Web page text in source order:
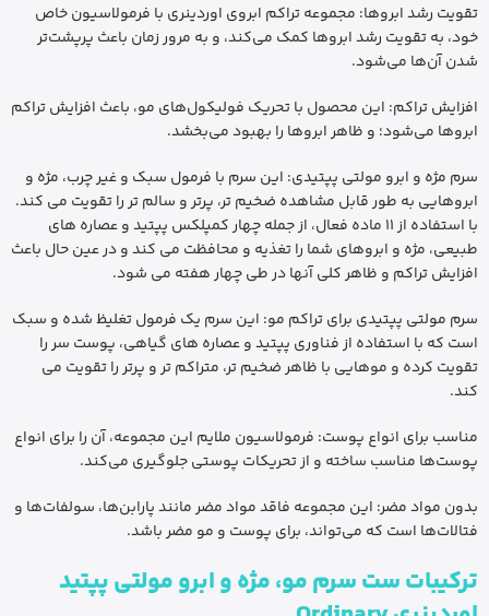
تقویت رشد ابروها: مجموعه تراکم ابروی اوردینری با فرمولاسیون خاص
خود، به تقویت رشد ابروها کمک می‌کند، و به مرور زمان باعث پرپشت‌تر
شدن آن‌ها می‌شود.
افزایش تراکم: این محصول با تحریک فولیکول‌های مو، باعث افزایش تراکم
ابروها می‌شود؛ و ظاهر ابروها را بهبود می‌بخشد.
سرم مژه و ابرو مولتی پپتیدی: این سرم با فرمول سبک و غیر چرب، مژه و
ابروهایی به طور قابل مشاهده ضخیم تر، پرتر و سالم تر را تقویت می کند.
با استفاده از 11 ماده فعال، از جمله چهار کمپلکس پپتید و عصاره های
طبیعی، مژه و ابروهای شما را تغذیه و محافظت می کند و در عین حال باعث
افزایش تراکم و ظاهر کلی آنها در طی چهار هفته می شود.
سرم مولتی پپتیدی برای تراکم مو: این سرم یک فرمول تغلیظ شده و سبک
است که با استفاده از فناوری پپتید و عصاره های گیاهی، پوست سر را
تقویت کرده و موهایی با ظاهر ضخیم تر، متراکم تر و پرتر را تقویت می
کند.
مناسب برای انواع پوست: فرمولاسیون ملایم این مجموعه، آن را برای انواع
پوست‌ها مناسب ساخته و از تحریکات پوستی جلوگیری می‌کند.
بدون مواد مضر: این مجموعه فاقد مواد مضر مانند پارابن‌ها، سولفات‌ها و
فتالات‌ها است که می‌تواند، برای پوست و مو مضر باشد.
ترکیبات ست سرم مو، مژه و ابرو مولتی پپتید